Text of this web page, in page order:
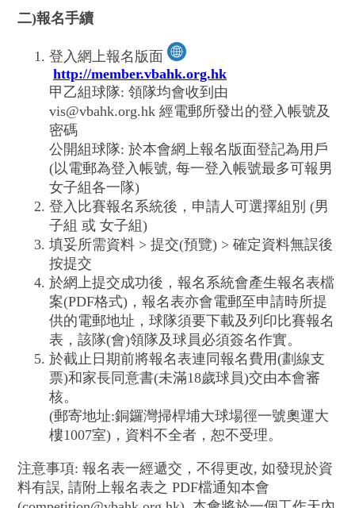
二)報名手續
登入網上報名版面
http://member.vbahk.org.hk
甲乙組球隊: 領隊均會收到由
vis@vbahk.org.hk 經電郵所發出的登入帳號及
密碼
公開組球隊: 於本會網上報名版面登記為用戶
(以電郵為登入帳號, 每一登入帳號最多可報男
女子組各一隊)
登入比賽報名系統後，申請人可選擇組別 (男
子組 或 女子組)
填妥所需資料 > 提交(預覽) > 確定資料無誤後
按提交
於網上提交成功後，報名系統會產生報名表檔
案(PDF格式)，報名表亦會電郵至申請時所提
供的電郵地址，球隊須要下載及列印比賽報名
表，該隊(會)領隊及球員必須簽名作實。
於截止日期前將報名表連同報名費用(劃線支
票)和家長同意書(未滿18歲球員)交由本會審
核。
(郵寄地址:銅鑼灣掃桿埔大球場徑一號奧運大
樓1007室)，資料不全者，恕不受理。
注意事項: 報名表一經遞交，不得更改, 如發現於資
料有誤, 請附上報名表之 PDF檔通知本會